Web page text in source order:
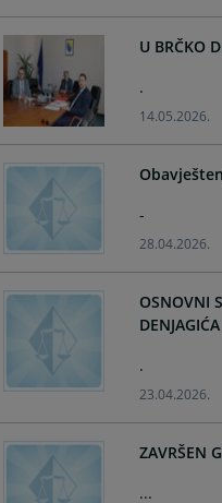
U BRČKO
.
14.05.2026.
-
28.04.2026.
OSNOVNI
.
23.04.2026.
ZAVRŠEN
...